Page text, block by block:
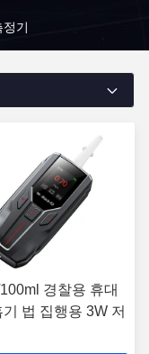
기
경찰용 휴대
기 법 집행용 3W 저